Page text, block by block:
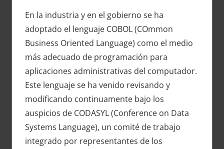
En la industria y en el gobierno se ha
adoptado el lenguaje COBOL (COmmon
Business Oriented Language) como el medio
más adecuado de programación para
aplicaciones administrativas del computador.
Este lenguaje se ha venido revisando y
modificando continuamente bajo los
auspicios de CODASYL (Conference on Data
Systems Language), un comité de trabajo
integrado por representantes de los